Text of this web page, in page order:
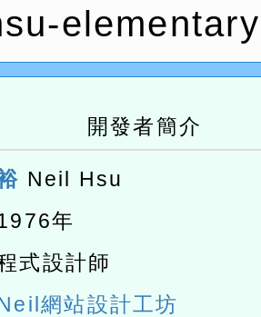
施計畫－夢的N次
計畫
習中心115年度第2
生簡章及EDM
國立成功大學辦
台-教案暨教學示範
國民及學前教育署
「滿6個月以上尚未
延長至115年9月28
童口腔健康促進－
請協助運用相關宣
月22日(星期六)辦
祈福系列活動—儒
桃園藝術巡演」活
部國民及學前教
開發者簡介
Neil Hsu
年
式設計師
網站設計工坊